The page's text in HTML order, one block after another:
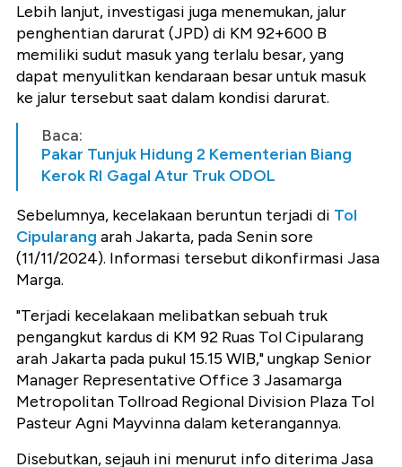
Lebih lanjut, investigasi juga menemukan, jalur
penghentian darurat (JPD) di KM 92+600 B
memiliki sudut masuk yang terlalu besar, yang
dapat menyulitkan kendaraan besar untuk masuk
ke jalur tersebut saat dalam kondisi darurat.
Baca:
Pakar Tunjuk Hidung 2 Kementerian Biang
Kerok RI Gagal Atur Truk ODOL
Sebelumnya, kecelakaan beruntun terjadi di Tol
Cipularang arah Jakarta, pada Senin sore
(11/11/2024). Informasi tersebut dikonfirmasi Jasa
Marga.
"Terjadi kecelakaan melibatkan sebuah truk
pengangkut kardus di KM 92 Ruas Tol Cipularang
arah Jakarta pada pukul 15.15 WIB," ungkap Senior
Manager Representative Office 3 Jasamarga
Metropolitan Tollroad Regional Division Plaza Tol
Pasteur Agni Mayvinna dalam keterangannya.
Disebutkan, sejauh ini menurut info diterima Jasa